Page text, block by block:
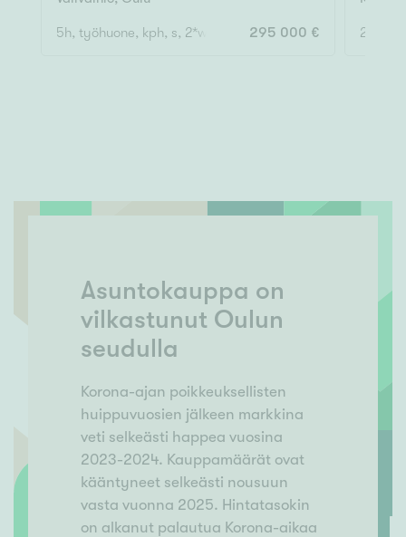
5h, työhuone, kph, s, 2*wc, vh, khh, aula
295 000 € 2h, k,
Asuntokauppa on
vilkastunut Oulun
seudulla
Korona-ajan poikkeuksellisten
huippuvuosien jälkeen markkina
veti selkeästi happea vuosina
2023-2024. Kauppamäärät ovat
kääntyneet selkeästi nousuun
vasta vuonna 2025. Hintatasokin
on alkanut palautua Korona-aikaa